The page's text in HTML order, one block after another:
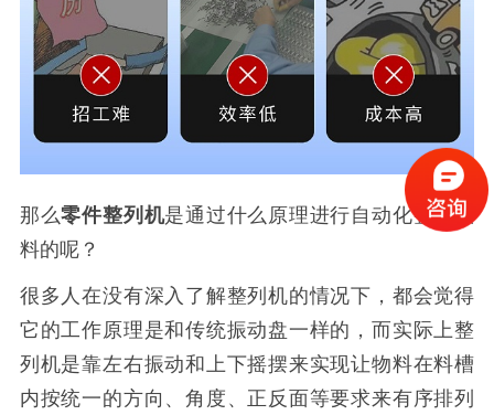
那么零件整列机是通过什么原理进行自动化整列供
料的呢？
很多人在没有深入了解整列机的情况下，都会觉得
它的工作原理是和传统振动盘一样的，而实际上整
列机是靠左右振动和上下摇摆来实现让物料在料槽
内按统一的方向、角度、正反面等要求来有序排列